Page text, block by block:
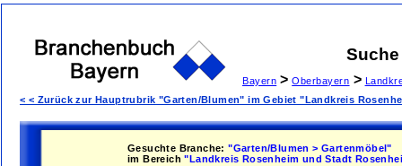
Bayern > Oberbayern >
< < Zurück zur Hauptrubrik "Garten/Blumen" im Gebiet "Landkreis
Gesuchte Branche: "Garten/Blumen > Gartenmöbel"
im Bereich "Landkreis Rosenheim und Stadt